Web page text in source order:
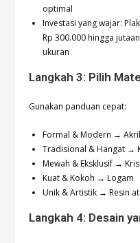
optimal
Investasi yang wajar:
Rp 300.000 hingga
ukuran
Langkah 3: Pilih
Gunakan panduan cepat:
Formal & Modern →
Tradisional & Hangat →
Mewah & Eksklusif →
Kuat & Kokoh → Logam
Unik & Artistik → Resin
Langkah 4: Desain